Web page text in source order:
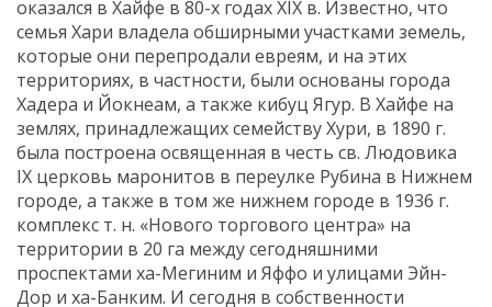
оказался в Хайфе в 80-х годах XIX в. Известно, что
семья Хари владела обширными участками земель,
которые они перепродали евреям, и на этих
территориях, в частности, были основаны города
Хадера и Йокнеам, а также кибуц Ягур. В Хайфе на
землях, принадлежащих семейству Хури, в 1890 г.
была построена освященная в честь св. Людовика
IX церковь маронитов в переулке Рубина в Нижнем
городе, а также в том же нижнем городе в 1936 г.
комплекс т. н. «Нового торгового центра» на
территории в 20 га между сегодняшними
проспектами ха-Мегиним и Яффо и улицами Эйн-
Дор и ха-Банким. И сегодня в собственности